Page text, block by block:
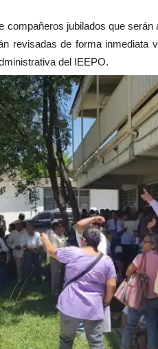
compañeros jubilados que
revisadas de forma inmediata
del IEEPO.